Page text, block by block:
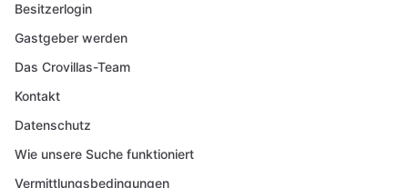
Besitzerlogin
Gastgeber werden
Das Crovillas-Team
Kontakt
Datenschutz
Wie unsere Suche funktioniert
Vermittlungsbedingungen